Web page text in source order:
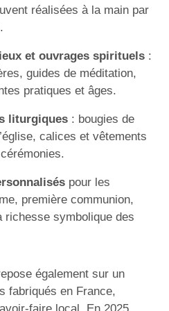
réalisées à la main par
et ouvrages spirituels :
guides de méditation,
pratiques et âges.
liturgiques : bougies de
calices et vêtements
pour les
première communion,
richesse symbolique des
également sur un
fabriqués en France,